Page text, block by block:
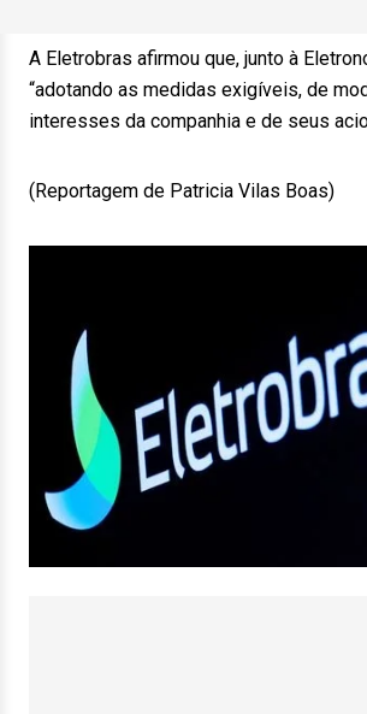
A Eletrobras afirmou que, junto à
“adotando as medidas exigíveis, de
interesses da companhia e de seus
(Reportagem de Patricia Vilas Boas)